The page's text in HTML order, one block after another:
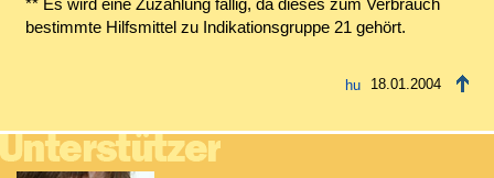
** Es wird eine Zuzahlung fällig, da dieses zum Verbrauch
bestimmte Hilfsmittel zu Indikationsgruppe 21 gehört.
18.01.2004